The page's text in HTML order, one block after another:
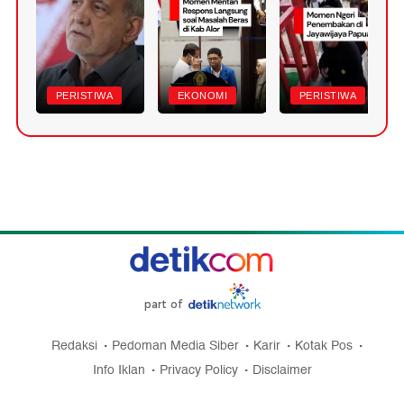
PERISTIWA EKONOMI PERISTIWA
part of
Redaksi Pedoman Media Siber Karir
Kotak Pos
Info Iklan
Privacy Policy Disclaimer